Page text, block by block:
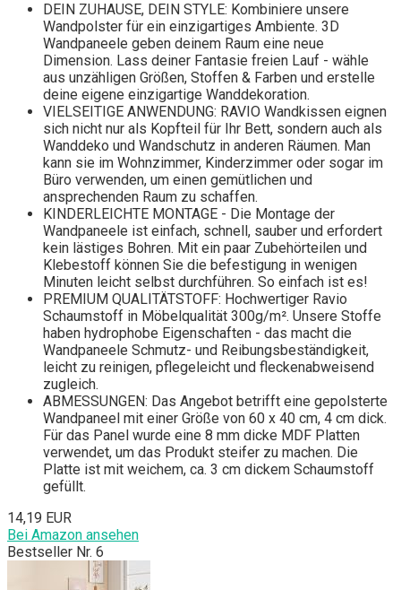
DEIN ZUHAUSE, DEIN STYLE: Kombiniere unsere
Wandpolster für ein einzigartiges Ambiente. 3D
Wandpaneele geben deinem Raum eine neue
Dimension. Lass deiner Fantasie freien Lauf - wähle
aus unzähligen Größen, Stoffen & Farben und erstelle
deine eigene einzigartige Wanddekoration.
VIELSEITIGE ANWENDUNG: RAVIO Wandkissen eignen
sich nicht nur als Kopfteil für Ihr Bett, sondern auch als
Wanddeko und Wandschutz in anderen Räumen. Man
kann sie im Wohnzimmer, Kinderzimmer oder sogar im
Büro verwenden, um einen gemütlichen und
ansprechenden Raum zu schaffen.
KINDERLEICHTE MONTAGE - Die Montage der
Wandpaneele ist einfach, schnell, sauber und erfordert
kein lästiges Bohren. Mit ein paar Zubehörteilen und
Klebestoff können Sie die befestigung in wenigen
Minuten leicht selbst durchführen. So einfach ist es!
PREMIUM QUALITÄTSTOFF: Hochwertiger Ravio
Schaumstoff in Möbelqualität 300g/m². Unsere Stoffe
haben hydrophobe Eigenschaften - das macht die
Wandpaneele Schmutz- und Reibungsbeständigkeit,
leicht zu reinigen, pflegeleicht und fleckenabweisend
zugleich.
ABMESSUNGEN: Das Angebot betrifft eine gepolsterte
Wandpaneel mit einer Größe von 60 x 40 cm, 4 cm dick.
Für das Panel wurde eine 8 mm dicke MDF Platten
verwendet, um das Produkt steifer zu machen. Die
Platte ist mit weichem, ca. 3 cm dickem Schaumstoff
gefüllt.
14,19 EUR
Bei Amazon ansehen
Bestseller Nr. 6